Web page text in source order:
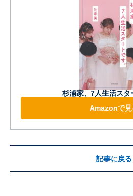
杉浦家、7人生活スタ
Amazonで見
記事に戻る